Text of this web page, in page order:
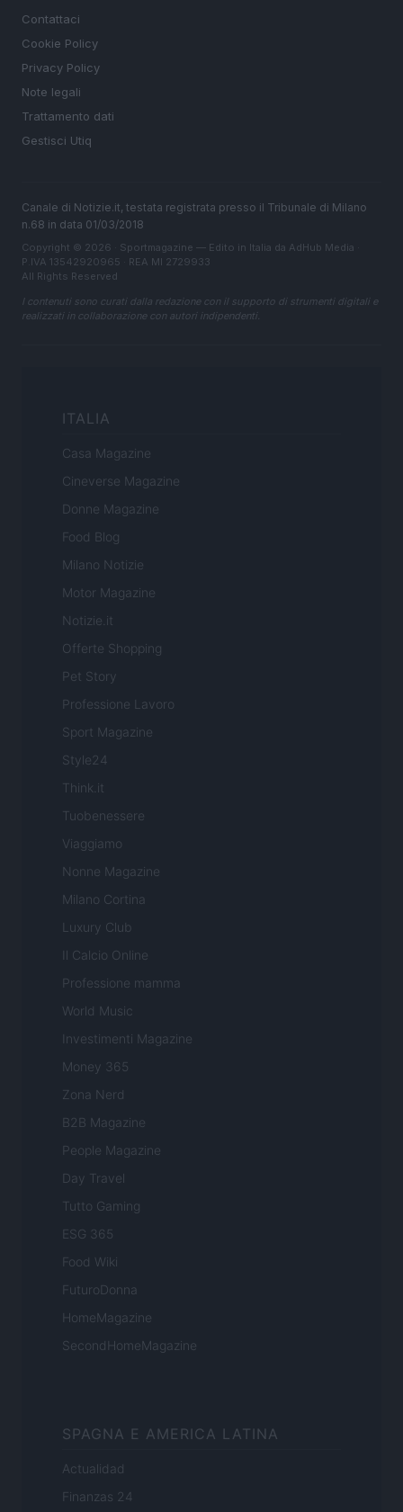
Contattaci
Cookie Policy
Privacy Policy
Note legali
Trattamento dati
Gestisci Utiq
Canale di Notizie.it, testata registrata presso il Tribunale di Milano
n.68 in data 01/03/2018
Copyright © 2026 · Sportmagazine — Edito in Italia da AdHub Media
P.IVA 13542920965 · REA MI 2729933
All Rights Reserved
I contenuti sono curati dalla redazione con il supporto di strumenti digitali e
realizzati in collaborazione con autori indipendenti.
ITALIA
Casa Magazine
Cineverse Magazine
Donne Magazine
Food Blog
Milano Notizie
Motor Magazine
Notizie.it
Offerte Shopping
Pet Story
Professione Lavoro
Sport Magazine
Style24
Think.it
Tuobenessere
Viaggiamo
Nonne Magazine
Milano Cortina
Luxury Club
Il Calcio Online
Professione mamma
World Music
Investimenti Magazine
Money 365
Zona Nerd
B2B Magazine
People Magazine
Day Travel
Tutto Gaming
ESG 365
Food Wiki
FuturoDonna
HomeMagazine
SecondHomeMagazine
SPAGNA E AMERICA LATINA
Actualidad
Finanzas 24